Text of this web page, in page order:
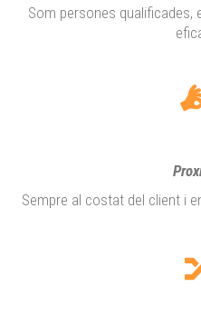
Som persones qualificades,
Sempre al costat del client i